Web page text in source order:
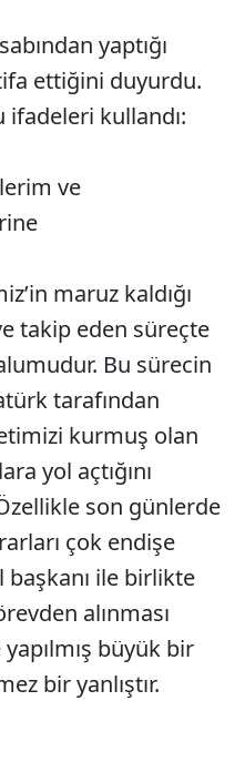
yaptığı
ettiğini duyurdu.
ifadeleri kullandı:
ve
maruz kaldığı
takip eden süreçte
Bu sürecin
tarafından
kurmuş olan
yol açtığını
son günlerde
çok endişe
ile birlikte
alınması
büyük bir
bir yanlıştır.